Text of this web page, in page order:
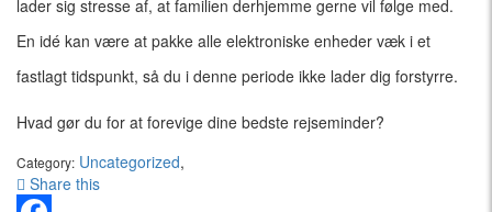
lader sig stresse af, at familien derhjemme gerne vil følge med.
En idé kan være at pakke alle elektroniske enheder væk i et
fastlagt tidspunkt, så du i denne periode ikke lader dig forstyrre.
Hvad gør du for at forevige dine bedste rejseminder?
Category: Uncategorized,
Share this